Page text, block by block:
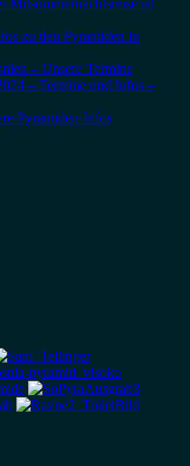
Mitsommernachtsreise ist
zu den Pyramiden in
– Unsere Termine
– Termine und Infos –
Pyramiden-Infos